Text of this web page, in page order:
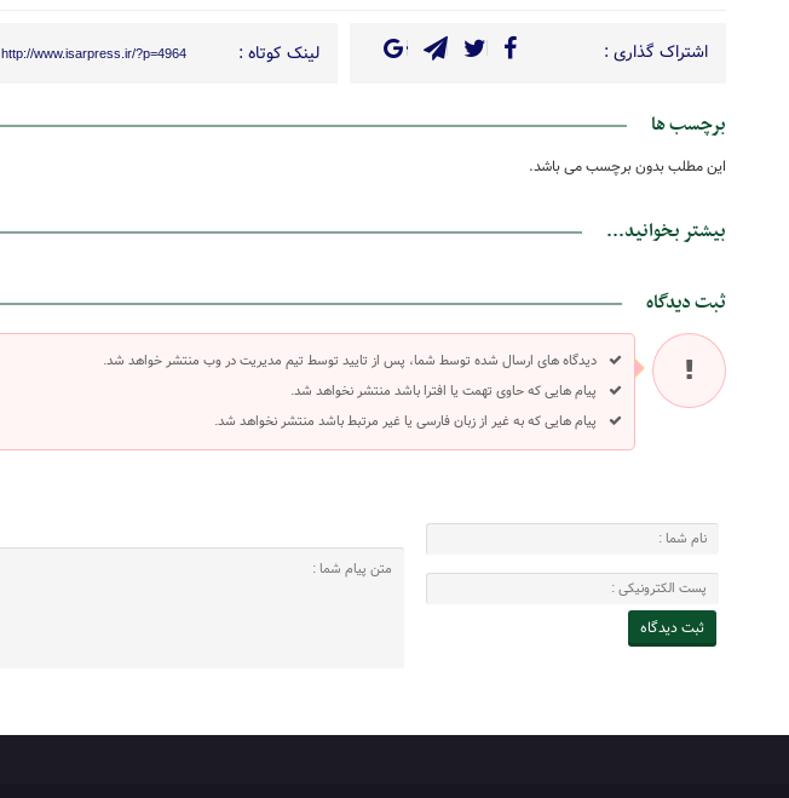
اشتراک گذاری : لینک کوتاه : http://www.isarpress.ir/?p=4964
برچسب ها
این مطلب بدون برچسب می باشد.
بیشتر بخوانید...
ثبت دیدگاه
دیدگاه های ارسال شده توسط شما، پس از تایید توسط تیم مدیریت در وب منتشر خواهد شد.
پیام هایی که حاوی تهمت یا افترا باشد منتشر نخواهد شد.
پیام هایی که به غیر از زبان فارسی یا غیر مرتبط باشد منتشر نخواهد شد.